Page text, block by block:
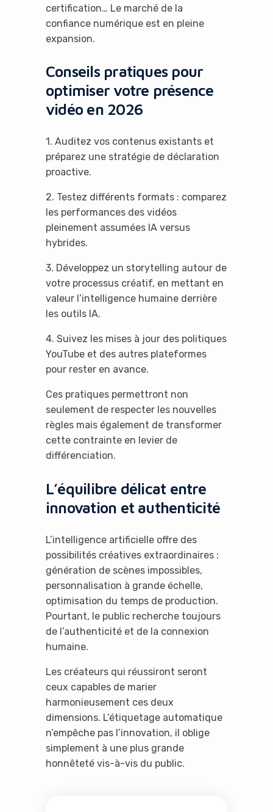
certification… Le marché de la
confiance numérique est en pleine
expansion.
Conseils pratiques pour
optimiser votre présence
vidéo en 2026
1. Auditez vos contenus existants et
préparez une stratégie de déclaration
proactive.
2. Testez différents formats : comparez
les performances des vidéos
pleinement assumées IA versus
hybrides.
3. Développez un storytelling autour de
votre processus créatif, en mettant en
valeur l’intelligence humaine derrière
les outils IA.
4. Suivez les mises à jour des politiques
YouTube et des autres plateformes
pour rester en avance.
Ces pratiques permettront non
seulement de respecter les nouvelles
règles mais également de transformer
cette contrainte en levier de
différenciation.
L’équilibre délicat entre
innovation et authenticité
L’intelligence artificielle offre des
possibilités créatives extraordinaires :
génération de scènes impossibles,
personnalisation à grande échelle,
optimisation du temps de production.
Pourtant, le public recherche toujours
de l’authenticité et de la connexion
humaine.
Les créateurs qui réussiront seront
ceux capables de marier
harmonieusement ces deux
dimensions. L’étiquetage automatique
n’empêche pas l’innovation, il oblige
simplement à une plus grande
honnêteté vis-à-vis du public.